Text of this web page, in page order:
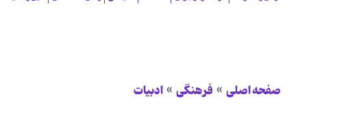
صفحه اصلی فرهنگی ادبیات